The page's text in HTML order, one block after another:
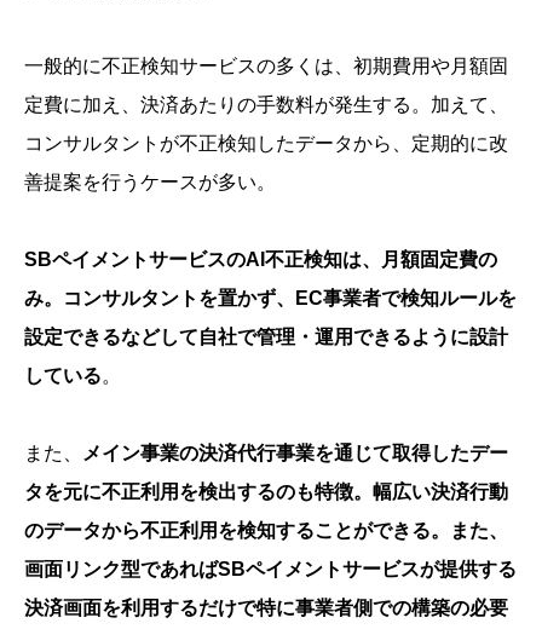
一般的に不正検知サービスの多くは、初期費用や月額固
定費に加え、決済あたりの手数料が発生する。加えて、
コンサルタントが不正検知したデータから、定期的に改
善提案を行うケースが多い。
SBペイメントサービスのAI不正検知は、月額固定費の
み。コンサルタントを置かず、EC事業者で検知ルールを
設定できるなどして自社で管理・運用できるように設計
している。
また、
メイン事業の決済代行事業を通じて取得したデー
タを元に不正利用を検出するのも特徴。幅広い決済行動
のデータから不正利用を検知することができる。また、
画面リンク型であればSBペイメントサービスが提供する
決済画面を利用するだけで特に事業者側での構築の必要